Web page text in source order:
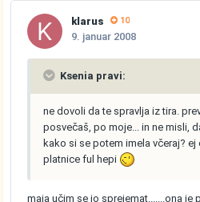
klarus 10
9. januar 2008
Ksenia pravi:
ne dovoli da te spravlja iz tira.
posvečaš, po moje... in ne misli,
kako si se potem imela včeraj?
platnice ful hepi
maja učim se jo sprejemat.......ona je